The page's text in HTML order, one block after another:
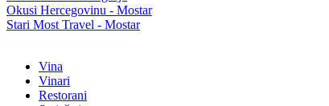
Okusi Hercegovinu - Mostar
Stari Most Travel - Mostar
Vina
Vinari
Restorani